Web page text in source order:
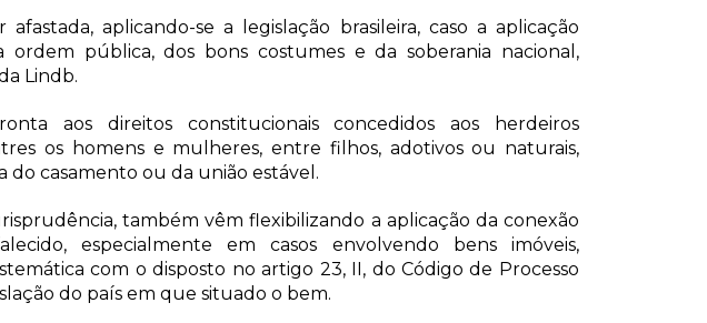
aplicando-se a legislação brasileira, caso a aplicação
pública, dos bons costumes e da soberania nacional,
Lindb.
aos direitos constitucionais concedidos aos herdeiros
os homens e mulheres, entre filhos, adotivos ou naturais,
do casamento ou da união estável.
também vêm flexibilizando a aplicação da conexão
especialmente em casos envolvendo bens imóveis,
com o disposto no artigo 23, II, do Código de Processo
do país em que situado o bem.